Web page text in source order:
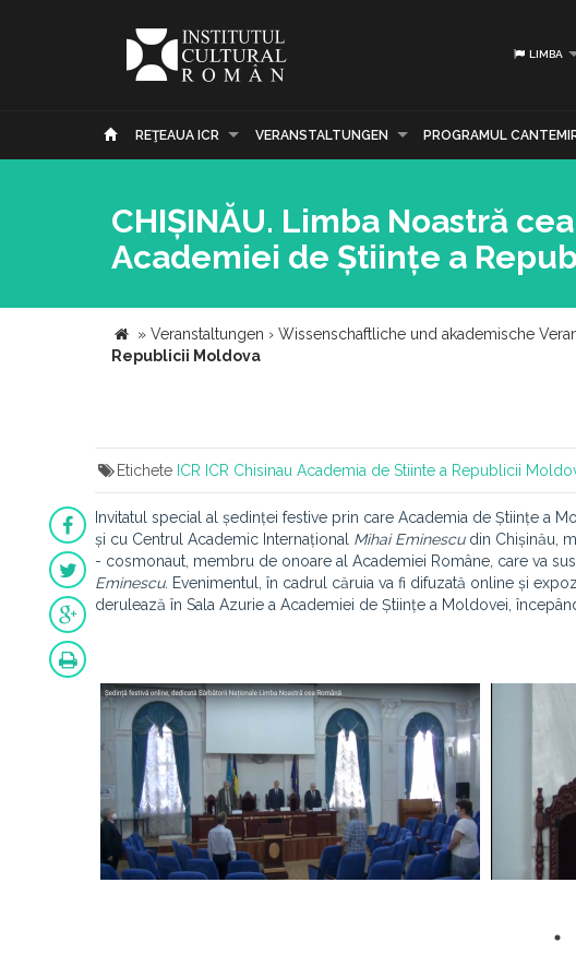
LIMBA
REŢEAUA ICR VERANSTALTUNGEN PROGRAMUL
CHIȘINĂU. Limba Noastră
Academiei de Științe a
» Veranstaltungen › Wissenschaftliche und akademische
Republicii Moldova
Etichete ICR ICR Chisinau Academia de Stiinte a Republicii
Invitatul special al ședinței festive prin care Academia de Științe a
și cu Centrul Academic Internațional Mihai Eminescudin Chișinău,
- cosmonaut, membru de onoare al Academiei Române, care va
Eminescu. Evenimentul, în cadrul căruia va fi difuzată online și
derulează în Sala Azurie a Academiei de Științe a Moldovei,